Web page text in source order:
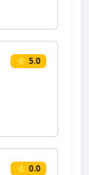
⭐ 5.0
⭐ 0.0